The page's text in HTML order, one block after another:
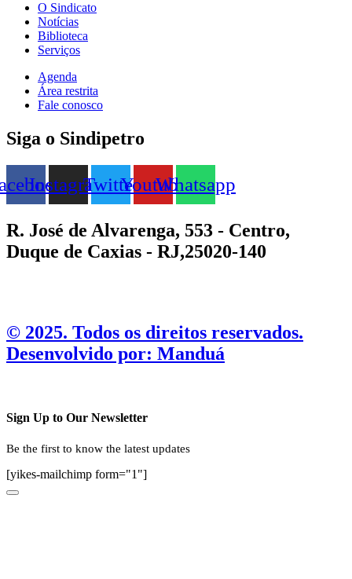
O Sindicato
Notícias
Biblioteca
Serviços
Agenda
Área restrita
Fale conosco
Siga o Sindipetro
InstagramTwitterYoutubeWhatsapp
R. José de Alvarenga, 553 - Centro,
Duque de Caxias - RJ,25020-140
©️ 2025. Todos os direitos reservados.
Desenvolvido por: Manduá
Sign Up to Our Newsletter
Be the first to know the latest updates
[yikes-mailchimp form="1"]